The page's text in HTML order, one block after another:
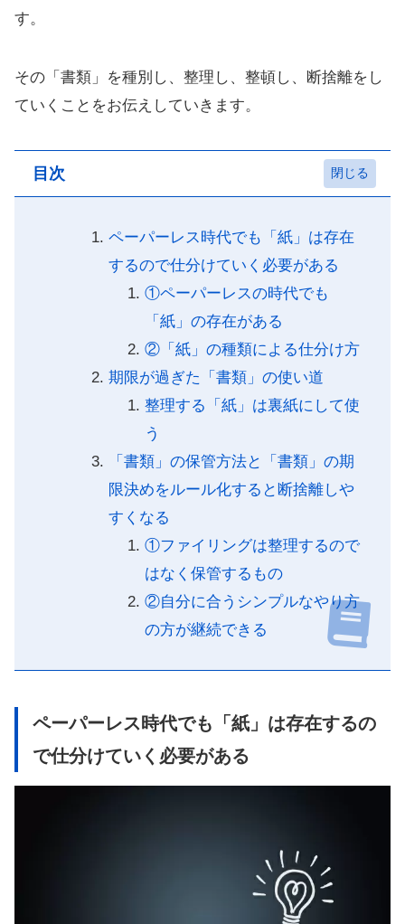
す。
その「書類」を種別し、整理し、整頓し、断捨離をし
ていくことをお伝えしていきます。
目次
ペーパーレス時代でも「紙」は存在
するので仕分けていく必要がある
①ペーパーレスの時代でも
「紙」の存在がある
②「紙」の種類による仕分け方
期限が過ぎた「書類」の使い道
整理する「紙」は裏紙にして使
う
「書類」の保管方法と「書類」の期
限決めをルール化すると断捨離しや
すくなる
①ファイリングは整理するので
はなく保管するもの
②自分に合うシンプルなやり方
の方が継続できる
ペーパーレス時代でも「紙」は存在するの
で仕分けていく必要がある